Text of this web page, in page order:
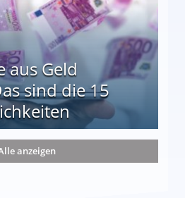
aus Geld
sind die 15
anzeigen